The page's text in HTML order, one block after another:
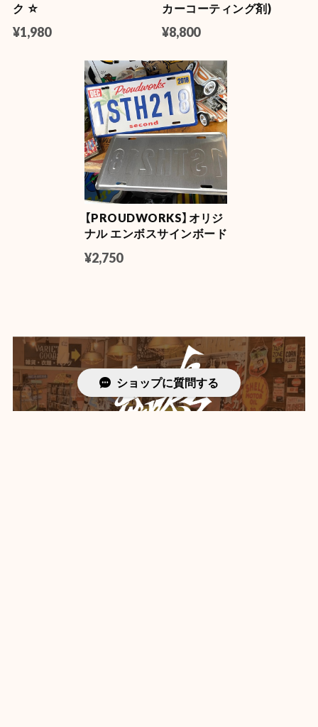
ク ☆
¥1,980
カーコーティング剤)
¥8,800
【PROUDWORKS】オリジ
ナル エンボスサインボード
¥2,750
ショップに質問する